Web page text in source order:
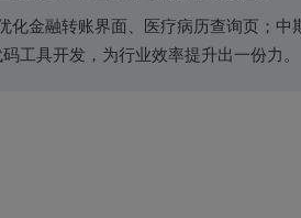
金融转账界面、医疗病历查询页；中
工具开发，为行业效率提升出一份力。